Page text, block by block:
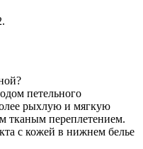
петельного
рыхлую и мягкую
тканым переплетением.
с кожей в нижнем белье